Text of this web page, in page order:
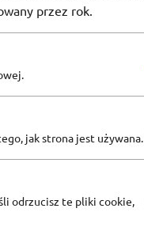
przez rok.
jak strona jest używana.
odrzucisz te pliki cookie,